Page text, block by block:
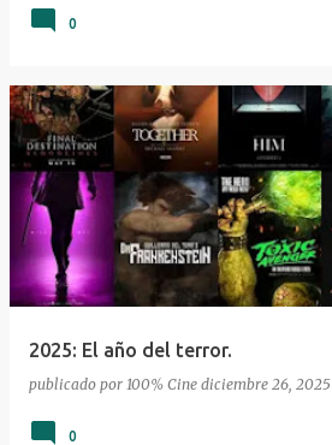
0
2025: El año del terror.
publicado por 100% Cine diciembre 26, 2025
0